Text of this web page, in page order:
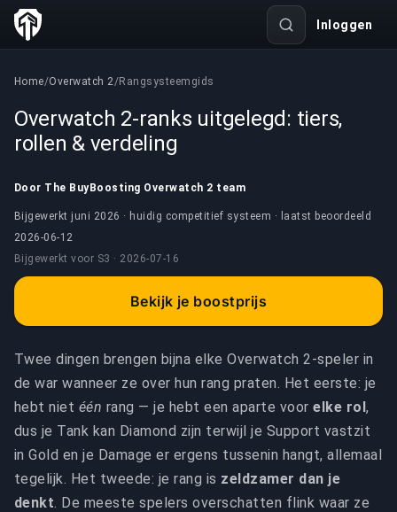
Inloggen
Home/Overwatch 2/Rangsysteemgids
Overwatch 2-ranks uitgelegd: tiers,
rollen & verdeling
Door The BuyBoosting Overwatch 2 team
Bijgewerkt juni 2026 · huidig competitief systeem · laatst beoordeeld
2026-06-12
Bijgewerkt voor S3 · 2026-07-16
Bekijk je boostprijs
Twee dingen brengen bijna elke Overwatch 2-speler in
de war wanneer ze over hun rang praten. Het eerste: je
hebt niet één rang — je hebt een aparte voorelke rol,
dus je Tank kan Diamond zijn terwijl je Support vastzit
in Gold en je Damage er ergens tussenin hangt, allemaal
tegelijk. Het tweede: je rang is zeldzamer dan je
denkt. De meeste spelers overschatten flink waar ze